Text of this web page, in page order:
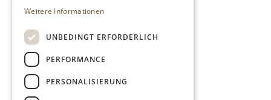
Weitere Informationen
UNBEDINGT ERFORDERLICH
PERFORMANCE
PERSONALISIERUNG